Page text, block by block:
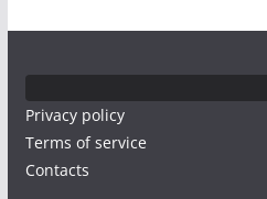
Privacy policy
Terms of service
Contacts